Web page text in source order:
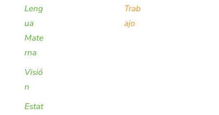
Leng
ua
Mate
rna
Visió
n
Estat
Trab
ajo